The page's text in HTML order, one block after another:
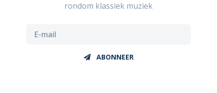
rondom klassiek muziek
ABONNEER